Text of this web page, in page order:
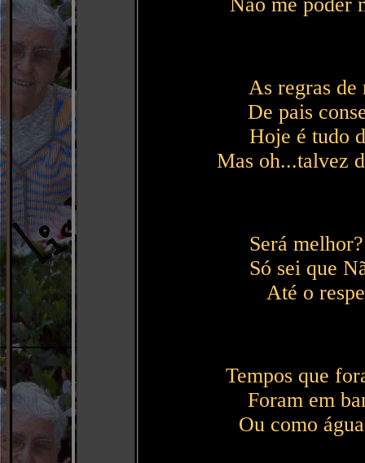
As regras de
De pais
Hoje é tudo
Mas oh...talvez
Será
Só sei que
Até o
Tempos que
Foram em
Ou como